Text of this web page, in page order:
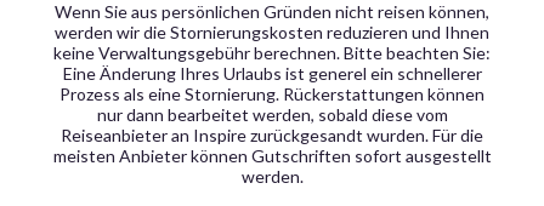
Wenn Sie aus persönlichen Gründen nicht reisen können,
werden wir die Stornierungskosten reduzieren und Ihnen
keine Verwaltungsgebühr berechnen. Bitte beachten Sie:
Eine Änderung Ihres Urlaubs ist generel ein schnellerer
Prozess als eine Stornierung. Rückerstattungen können
nur dann bearbeitet werden, sobald diese vom
Reiseanbieter an Inspire zurückgesandt wurden. Für die
meisten Anbieter können Gutschriften sofort ausgestellt
werden.